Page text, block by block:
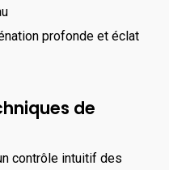
profonde et éclat
de
contrôle intuitif des